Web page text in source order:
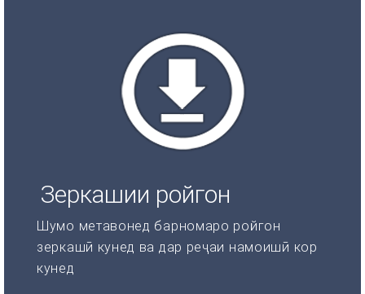
Зеркашии ройгон
Шумо метавонед барномаро ройгон
зеркашӣ кунед ва дар реҷаи намоишӣ кор
кунед